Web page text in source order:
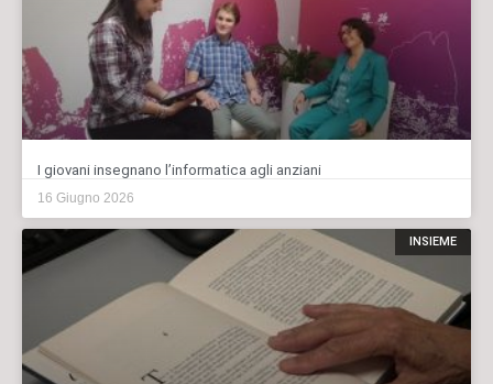
I giovani insegnano l’informatica agli anziani
16 Giugno 2026
INSIEME